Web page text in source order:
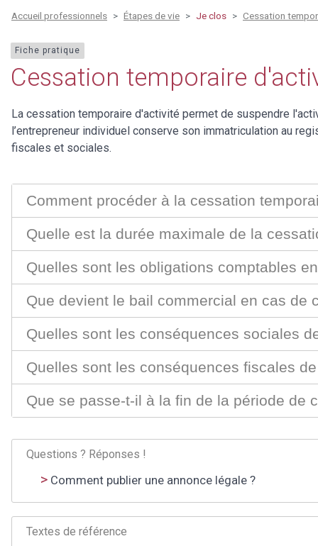
Accueil professionnels Étapes de vie Je clos Cessation
Fiche pratique
Cessation temporaire
La cessation temporaire d'activité permet de suspendre
l’entrepreneur individuel conserve son immatriculation au
fiscales et sociales.
Comment procéder à la cessation
Quelle est la durée maximale de la
Quelles sont les obligations comptables
Que devient le bail commercial en cas de
Quelles sont les conséquences sociales
Quelles sont les conséquences fiscales
Que se passe-t-il à la fin de la période de
Questions ? Réponses !
Comment publier une annonce légale ?
Textes de référence